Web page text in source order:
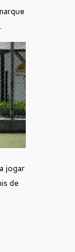
jogar
de